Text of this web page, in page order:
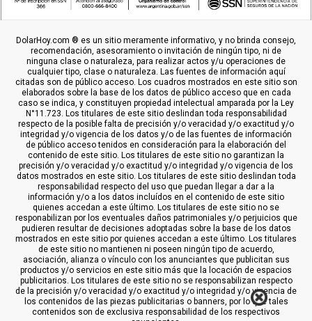
DolarHoy.com ® es un sitio meramente informativo, y no brinda consejo,
recomendación, asesoramiento o invitación de ningún tipo, ni de
ninguna clase o naturaleza, para realizar actos y/u operaciones de
cualquier tipo, clase o naturaleza. Las fuentes de información aquí
citadas son de público acceso. Los cuadros mostrados en este sitio son
elaborados sobre la base de los datos de público acceso que en cada
caso se indica, y constituyen propiedad intelectual amparada por la Ley
N°11.723. Los titulares de este sitio deslindan toda responsabilidad
respecto de la posible falta de precisión y/o veracidad y/o exactitud y/o
integridad y/o vigencia de los datos y/o de las fuentes de información
de público acceso tenidos en consideración para la elaboración del
contenido de este sitio. Los titulares de este sitio no garantizan la
precisión y/o veracidad y/o exactitud y/o integridad y/o vigencia de los
datos mostrados en este sitio. Los titulares de este sitio deslindan toda
responsabilidad respecto del uso que puedan llegar a dar a la
información y/o a los datos incluídos en el contenido de este sitio
quienes accedan a este último. Los titulares de este sitio no se
responabilizan por los eventuales daños patrimoniales y/o perjuicios que
pudieren resultar de decisiones adoptadas sobre la base de los datos
mostrados en este sitio por quienes accedan a este último. Los titulares
de este sitio no mantienen ni poseen ningún tipo de acuerdo,
asociación, alianza o vínculo con los anunciantes que publicitan sus
productos y/o servicios en este sitio más que la locación de espacios
publicitarios. Los titulares de este sitio no se responsabilizan respecto
de la precisión y/o veracidad y/o exactitud y/o integridad y/o vigencia de
los contenidos de las piezas publicitarias o banners, por lo que tales
contenidos son de exclusiva responsabilidad de los respectivos